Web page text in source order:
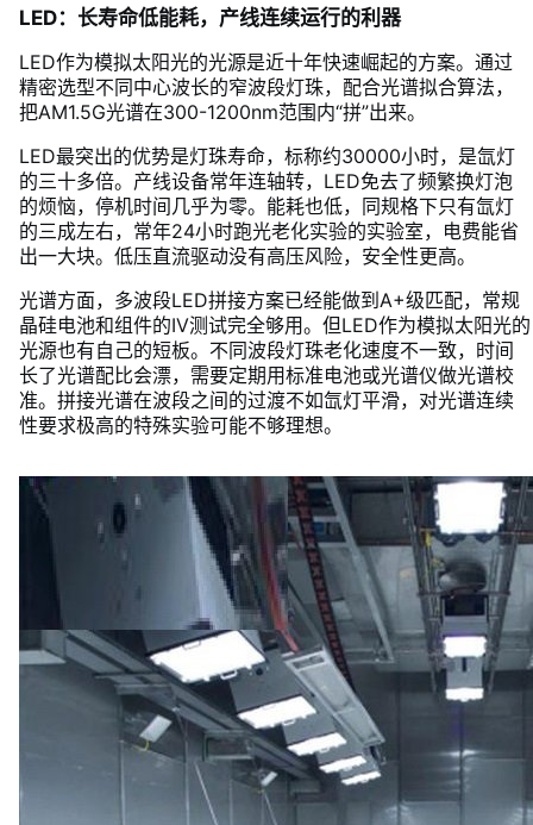
LED：长寿命低能耗，产线连续运行的利器
LED作为模拟太阳光的光源是近十年快速崛起的方案。通过
精密选型不同中心波长的窄波段灯珠，配合光谱拟合算法，
把AM1.5G光谱在300-1200nm范围内“拼”出来。
LED最突出的优势是灯珠寿命，标称约30000小时，是氙灯
的三十多倍。产线设备常年连轴转，LED免去了频繁换灯泡
的烦恼，停机时间几乎为零。能耗也低，同规格下只有氙灯
的三成左右，常年24小时跑光老化实验的实验室，电费能省
出一大块。低压直流驱动没有高压风险，安全性更高。
光谱方面，多波段LED拼接方案已经能做到A+级匹配，常规
晶硅电池和组件的IV测试完全够用。但LED作为模拟太阳光的
光源也有自己的短板。不同波段灯珠老化速度不一致，时间
长了光谱配比会漂，需要定期用标准电池或光谱仪做光谱校
准。拼接光谱在波段之间的过渡不如氙灯平滑，对光谱连续
性要求极高的特殊实验可能不够理想。